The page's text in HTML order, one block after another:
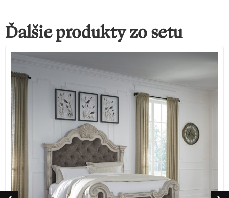
Ďalšie produkty zo setu